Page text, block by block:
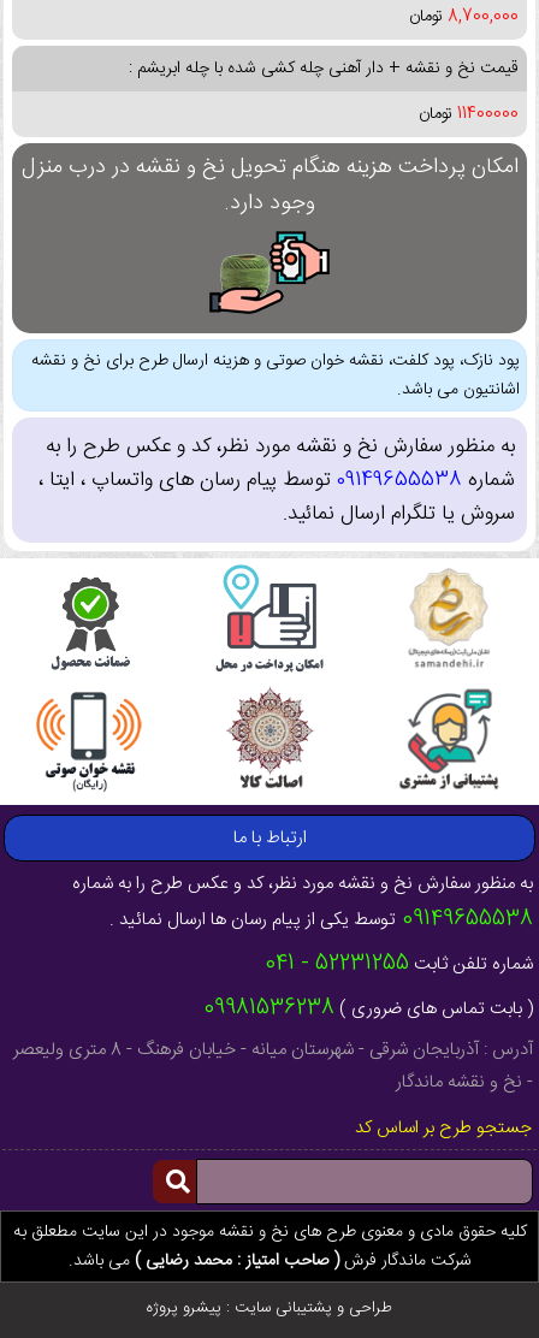
8,700,000 تومان
قیمت نخ و نقشه + دار آهنی چله کشی شده با چله ابریشم :
11400000 تومان
امکان پرداخت هزینه هنگام تحویل نخ و نقشه در درب منزل
وجود دارد.
پود نازک، پود کلفت، نقشه خوان صوتی و هزینه ارسال طرح برای نخ و نقشه
اشانتیون می باشد.
به منظور سفارش نخ و نقشه مورد نظر، کد و عکس طرح را به
شماره 09149655538توسط پیام رسان های واتساپ ، ایتا ،
سروش یا تلگرام ارسال نمائید.
ارتباط با ما
به منظور سفارش نخ و نقشه مورد نظر، کد و عکس طرح را به شماره
09149655538 توسط یکی از پیام رسان ها ارسال نمائید .
شماره تلفن ثابت 52231255 - 041
( بابت تماس های ضروری ) 09981536238
آدرس : آذربایجان شرقی - شهرستان میانه - خیابان فرهنگ - 8 متری ولیعصر
- نخ و نقشه ماندگار
جستجو طرح بر اساس کد
کلیه حقوق مادی و معنوی طرح های نخ و نقشه موجود در این سایت مطعلق به
شرکت ماندگار فرش( صاحب امتیاز : محمد رضایی )می باشد.
طراحی و پشتیبانی سایت : پیشرو پروژه